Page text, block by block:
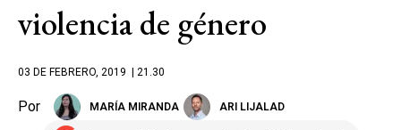
violencia de género
03 DE FEBRERO, 2019 | 21.30
Por MARÍA MIRANDA ARI LIJALAD